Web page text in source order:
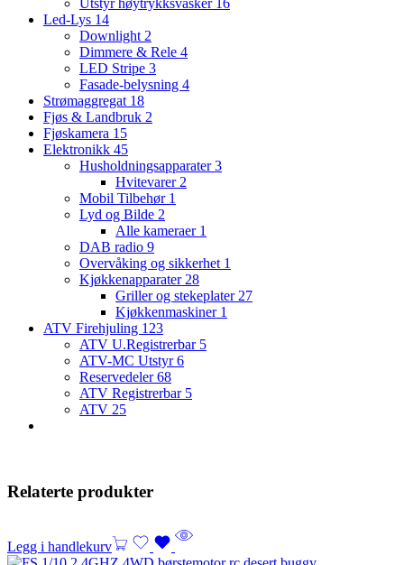
Utstyr høytrykksvasker
16
Led-Lys 14
Downlight 2
Dimmere & Rele 4
LED Stripe 3
Fasade-belysning 4
Strømaggregat 18
Fjøs & Landbruk 2
Fjøskamera 15
Elektronikk 45
Husholdningsapparater3
Hvitevarer 2
Mobil Tilbehør 1
Lyd og Bilde 2
Alle kameraer 1
DAB radio 9
Overvåking og sikkerhet 1
Kjøkkenapparater 28
Griller og stekeplater 27
Kjøkkenmaskiner 1
ATV Firehjuling 123
ATV U.Registrerbar 5
ATV-MC Utstyr6
Reservedeler68
ATV Registrerbar 5
ATV 25
Relaterte produkter
Legg i handlekurv